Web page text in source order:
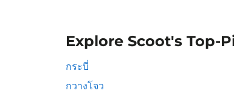
Explore Scoot's Top-
กระบี่
กวางโจว